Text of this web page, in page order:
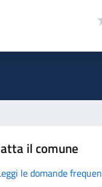
il comune
le domande